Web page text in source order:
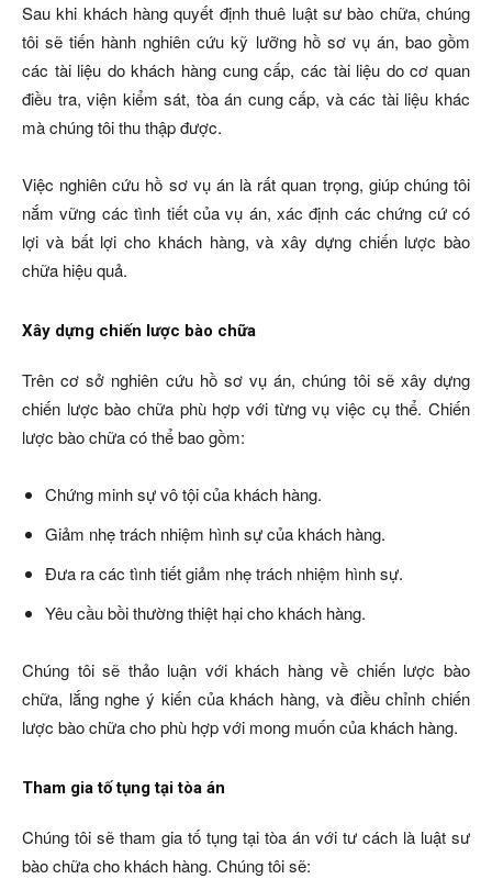
Sau khi khách hàng quyết định thuê luật sư bào chữa, chúng
tôi sẽ tiến hành nghiên cứu kỹ lưỡng hồ sơ vụ án, bao gồm
các tài liệu do khách hàng cung cấp, các tài liệu do cơ quan
điều tra, viện kiểm sát, tòa án cung cấp, và các tài liệu khác
mà chúng tôi thu thập được.
Việc nghiên cứu hồ sơ vụ án là rất quan trọng, giúp chúng tôi
nắm vững các tình tiết của vụ án, xác định các chứng cứ có
lợi và bất lợi cho khách hàng, và xây dựng chiến lược bào
chữa hiệu quả.
Xây dựng chiến lược bào chữa
Trên cơ sở nghiên cứu hồ sơ vụ án, chúng tôi sẽ xây dựng
chiến lược bào chữa phù hợp với từng vụ việc cụ thể. Chiến
lược bào chữa có thể bao gồm:
Chứng minh sự vô tội của khách hàng.
Giảm nhẹ trách nhiệm hình sự của khách hàng.
Đưa ra các tình tiết giảm nhẹ trách nhiệm hình sự.
Yêu cầu bồi thường thiệt hại cho khách hàng.
Chúng tôi sẽ thảo luận với khách hàng về chiến lược bào
chữa, lắng nghe ý kiến của khách hàng, và điều chỉnh chiến
lược bào chữa cho phù hợp với mong muốn của khách hàng.
Tham gia tố tụng tại tòa án
Chúng tôi sẽ tham gia tố tụng tại tòa án với tư cách là luật sư
bào chữa cho khách hàng. Chúng tôi sẽ: